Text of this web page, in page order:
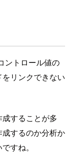
ントロール値の
リンクできない
することが多
するのか分析か
すね。